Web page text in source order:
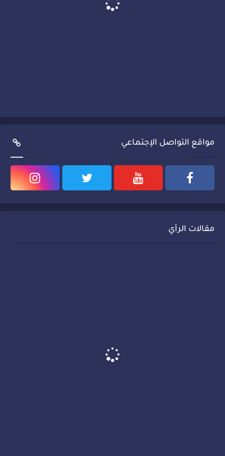
مواقع التواصل الإجتماعي
مقالات الرأي